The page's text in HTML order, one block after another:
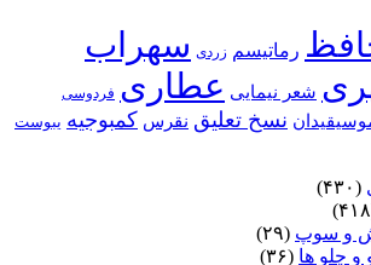
رماتیسم زردی سهراب
شعر نیمایی عطاری فردوسی
نسخ تعلیق نقرس کمبوجیه یبوست
(۴۳۰)
و سوپ (۲۹)
و چلو ها (۳۶)